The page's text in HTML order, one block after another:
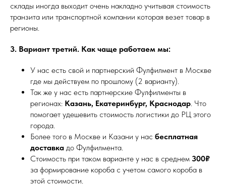
склады иногда выходит очень накладно учитывая стоимость
транзита или транспортной компании которая везет товар в
регионы.
3. Вариант третий. Как чаще работаем мы:
У нас есть свой и партнерский Фулфилмент в Москве
где мы действуем по прошлому (2 варианту).
Так же у нас есть партнерские Фулфилменты в
регионах: Казань, Екатеринбург, Краснодар. Что
помогает удешевить стоимость логистики до РЦ этого
города.
Более того в Москве и Казани у нас бесплатная
доставка до Фулфилмента.
Стоимость при таком варианте у нас в среднем 300₽
за формирование короба с учетом самого короба в
этой стоимости.